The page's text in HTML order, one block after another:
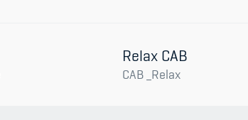
Relax CAB
CAB _Relax